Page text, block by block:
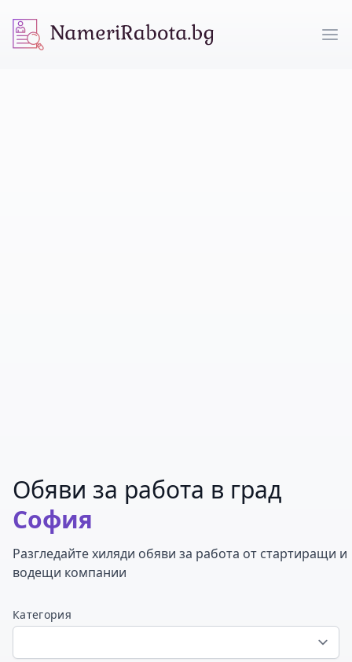
NameriRabota.bg
Обяви за работа в град
София
Разгледайте хиляди обяви за работа от стартиращи и
водещи компании
Категория